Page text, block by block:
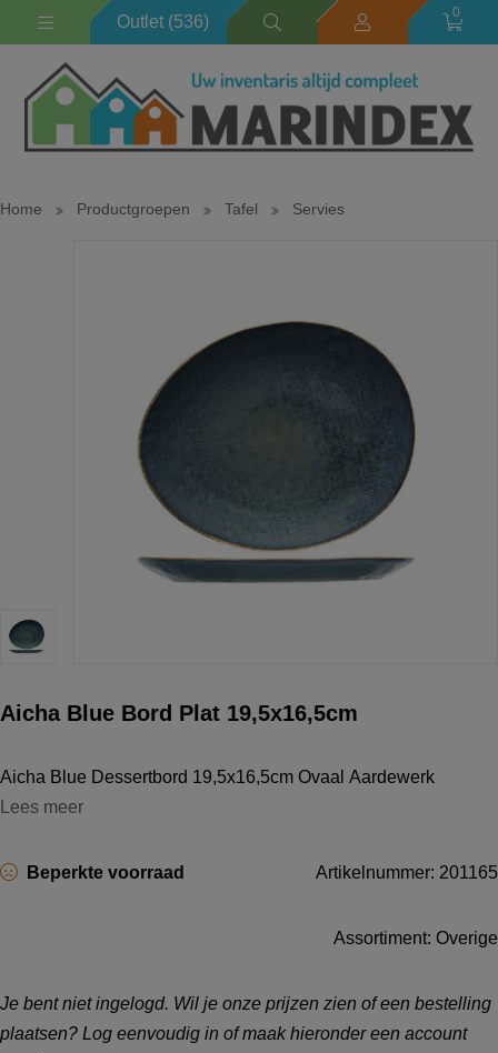
Outlet (536) 0
Home Productgroepen Tafel Servies
Aicha Blue Bord Plat 19,5x16,5cm
Aicha Blue Dessertbord 19,5x16,5cm Ovaal Aardewerk
Lees meer
Beperkte voorraad Artikelnummer: 201165
Assortiment: Overige
Je bent niet ingelogd. Wil je onze prijzen zien of een bestelling
plaatsen? Log eenvoudig in of maak hieronder een account